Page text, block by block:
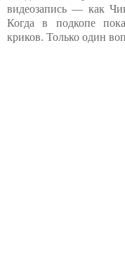
видеозапись — как
Когда в подкопе
криков. Только один